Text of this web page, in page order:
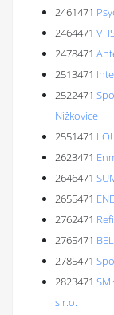
2461471
2464471
2478471
2513471
2522471
Nížkovice
2551471
2623471
2646471
2655471
2762471
2765471
2785471
2823471
s.r.o.